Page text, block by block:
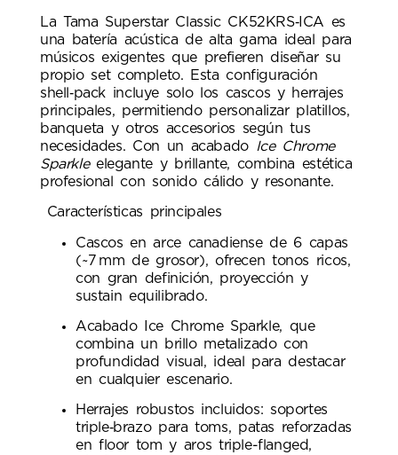
La Tama Superstar Classic CK52KRS‑ICA es
una batería acústica de alta gama ideal para
músicos exigentes que prefieren diseñar su
propio set completo. Esta configuración
shell‑pack incluye solo los cascos y herrajes
principales, permitiendo personalizar platillos,
banqueta y otros accesorios según tus
necesidades. Con un acabado
Ice Chrome
Sparkleelegante y brillante, combina estética
profesional con sonido cálido y resonante.
Características principales
Cascos en arce canadiense de 6 capas
(~7 mm de grosor), ofrecen tonos ricos,
con gran definición, proyección y
sustain equilibrado.
Acabado Ice Chrome Sparkle, que
combina un brillo metalizado con
profundidad visual, ideal para destacar
en cualquier escenario.
Herrajes robustos incluidos: soportes
triple‑brazo para toms, patas reforzadas
en floor tom y aros triple-flanged,